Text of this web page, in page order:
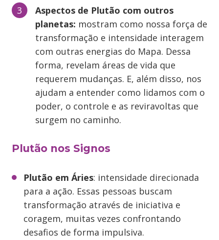
Aspectos de Plutão com outros
planetas: mostram como nossa força de
transformação e intensidade interagem
com outras energias do Mapa. Dessa
forma, revelam áreas de vida que
requerem mudanças. E, além disso, nos
ajudam a entender como lidamos com o
poder, o controle e as reviravoltas que
surgem no caminho.
Plutão nos Signos
Plutão em Áries: intensidade direcionada
para a ação. Essas pessoas buscam
transformação através de iniciativa e
coragem, muitas vezes confrontando
desafios de forma impulsiva.